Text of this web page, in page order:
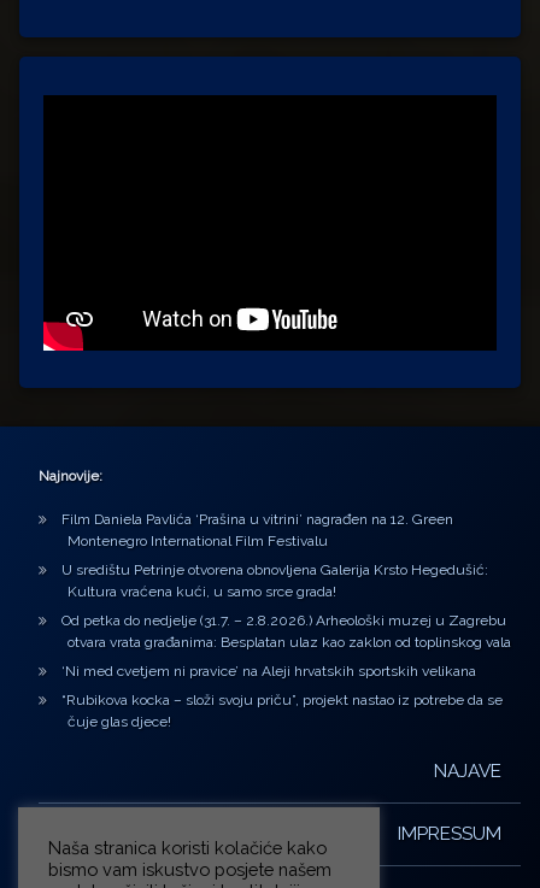
Najnovije:
Film Daniela Pavlića ‘Prašina u vitrini’ nagrađen na 12. Green
Montenegro International Film Festivalu
U središtu Petrinje otvorena obnovljena Galerija Krsto Hegedušić:
Kultura vraćena kući, u samo srce grada!
Od petka do nedjelje (31.7. – 2.8.2026.) Arheološki muzej u Zagrebu
otvara vrata građanima: Besplatan ulaz kao zaklon od toplinskog vala
‘Ni med cvetjem ni pravice’ na Aleji hrvatskih sportskih velikana
“Rubikova kocka – složi svoju priču”, projekt nastao iz potrebe da se
čuje glas djece!
NAJAVE
IMPRESSUM
Naša stranica koristi kolačiće kako
bismo vam iskustvo posjete našem